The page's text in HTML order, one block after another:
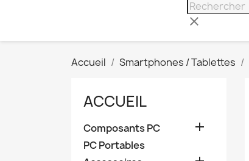
clear
Accueil Smartphones / Tablettes
ACCUEIL
Composants PC 
PC Portables